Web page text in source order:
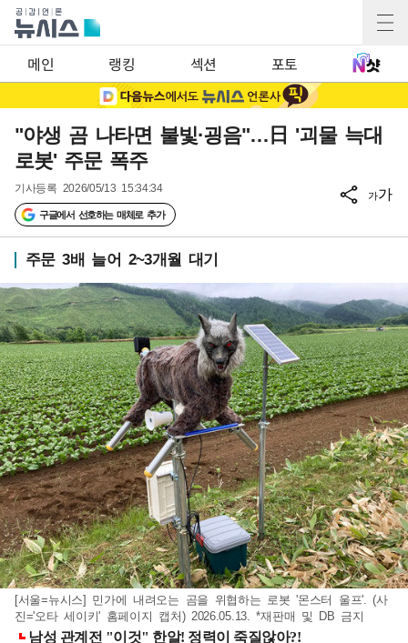
메인 랭킹 섹션 포토
"야생 곰 나타면 불빛·굉음"…日 '괴물 늑대
로봇' 주문 폭주
기사등록 2026/05/13 15:34:34
구글에서 선호하는 매체로 추가
가가
주문 3배 늘어 2~3개월 대기
[서울=뉴시스] 민가에 내려오는 곰을 위협하는 로봇 '몬스터 울프'. (사
진='오타 세이키' 홈페이지 캡처) 2026.05.13. *재판매 및 DB 금지